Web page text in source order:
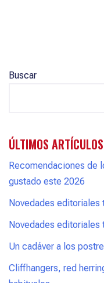
Buscar
ÚLTIMOS ARTÍCULOS
Recomendaciones de
gustado este 2026
Novedades editoriales
Novedades editoriales
Un cadáver a los
Cliffhangers, red